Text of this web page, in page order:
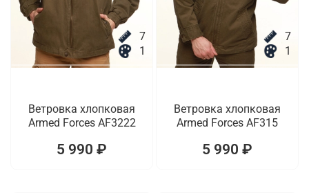
7
1
Ветровка хлопковая
Armed Forces AF3222
5 990 ₽
7
1
Ветровка хлопковая
Armed Forces AF315
5 990 ₽